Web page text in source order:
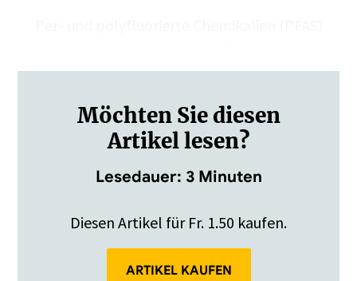
Möchten Sie diesen
Artikel lesen?
Lesedauer: 3 Minuten
Diesen Artikel für Fr. 1.50 kaufen.
ARTIKEL KAUFEN